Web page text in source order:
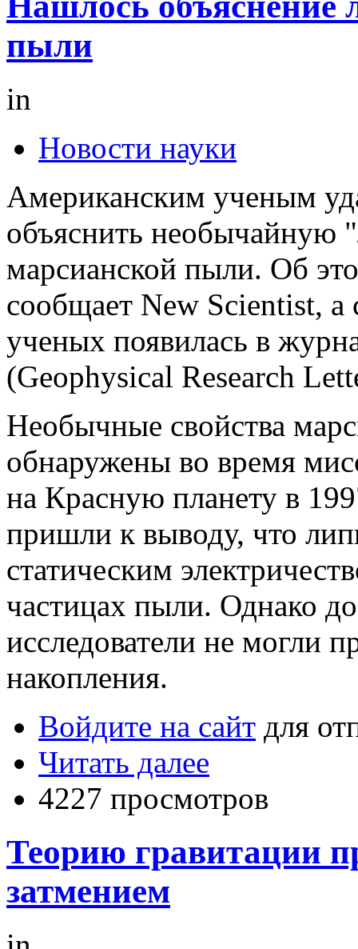
пыли
in
Новости науки
Американским ученым
объяснить необычайную
марсианской пыли. Об
сообщает New Scientist, а
ученых появилась в
(Geophysical Research
Необычные свойства
обнаружены во время
на Красную планету в
пришли к выводу, что
статическим
частицах пыли. Однако
исследователи не могли
накопления.
Войдите на сайт для
Читать далее
4227 просмотров
Теорию гравитации
затмением